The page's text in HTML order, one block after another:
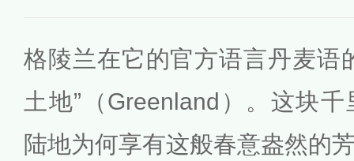
格陵兰在它的官方语言丹麦语
土地”（Greenland）。这块
陆地为何享有这般春意盎然的